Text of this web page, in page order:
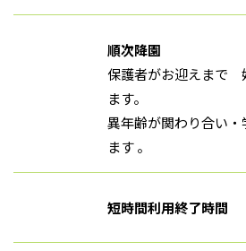
順次降園
保護者がお迎えまで
ます。
異年齢が関わり合い
ます 。
短時間利用終了時間